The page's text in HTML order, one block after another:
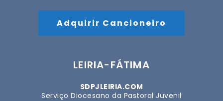
Adquirir Cancioneiro
LEIRIA-FÁTIMA
SDPJLEIRIA.COM
Serviço Diocesano da Pastoral Juvenil